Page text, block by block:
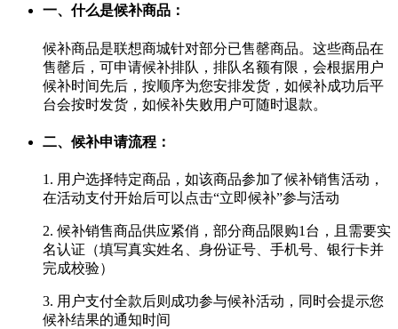
一、什么是候补商品：
候补商品是联想商城针对部分已售罄商品。这些商品在
售罄后，可申请候补排队，排队名额有限，会根据用户
候补时间先后，按顺序为您安排发货，如候补成功后平
台会按时发货，如候补失败用户可随时退款。
二、候补申请流程：
1. 用户选择特定商品，如该商品参加了候补销售活动，
在活动支付开始后可以点击“立即候补”参与活动
2. 候补销售商品供应紧俏，部分商品限购1台，且需要实
名认证（填写真实姓名、身份证号、手机号、银行卡并
完成校验）
3. 用户支付全款后则成功参与候补活动，同时会提示您
候补结果的通知时间